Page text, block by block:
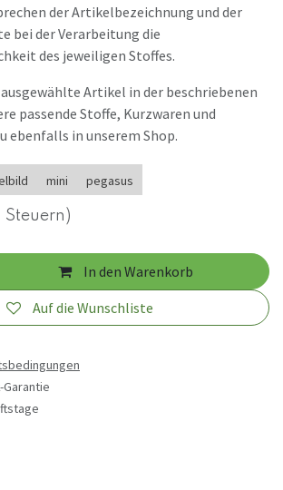
der Artikelbezeichnung und der
bei der Verarbeitung die
des jeweiligen Stoffes.
Artikel in der beschriebenen
passende Stoffe, Kurzwaren und
ebenfalls in unserem Shop.
mini pegasus
Steuern)
In den Warenkorb
Auf die Wunschliste
Garantie